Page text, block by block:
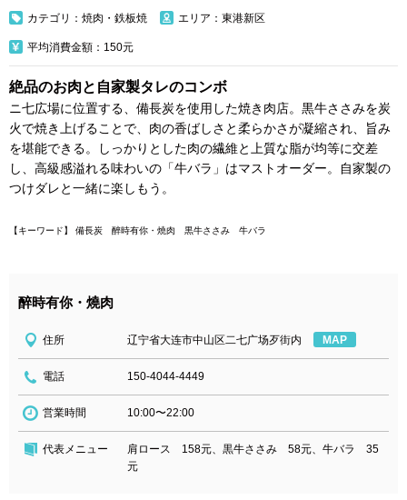
カテゴリ：焼肉・鉄板焼 エリア：東港新区
平均消費金額：150元
絶品のお肉と自家製タレのコンボ
ニ七広場に位置する、備長炭を使用した焼き肉店。黒牛ささみを炭
火で焼き上げることで、肉の香ばしさと柔らかさが凝縮され、旨み
を堪能できる。しっかりとした肉の繊維と上質な脂が均等に交差
し、高級感溢れる味わいの「牛バラ」はマストオーダー。自家製の
つけダレと一緒に楽しもう。
【キーワード】 備長炭 醉時有你・燒肉 黒牛ささみ 牛バラ
醉時有你・燒肉
住所 辽宁省大连市中山区二七广场歹街内 MAP
電話 150-4044-4449
営業時間 10:00〜22:00
代表メニュー
肩ロース 158元、黒牛ささみ 58元、牛バラ 35
元